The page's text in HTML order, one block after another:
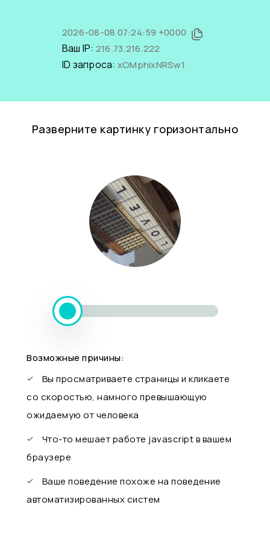
2026-08-08 07:24:59 +0000
Ваш IP: 216.73.216.222
ID запроса: xOMphixNRSw1
Разверните картинку горизонтально
Возможные причины:
Вы просматриваете страницы и кликаете
со скоростью, намного превышающую
ожидаемую от человека
Что-то мешает работе javascript в вашем
браузере
Ваше поведение похоже на поведение
автоматизированных систем